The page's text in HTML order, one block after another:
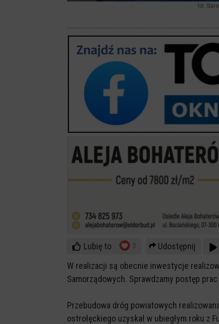
fot.
Lubię to 3
Udostępnij
W realizacji są obecnie inwestycje
Samorządowych. Sprawdzamy postęp
Przebudowa dróg powiatowych
ostrołęckiego uzyskał w ubiegłym roku z